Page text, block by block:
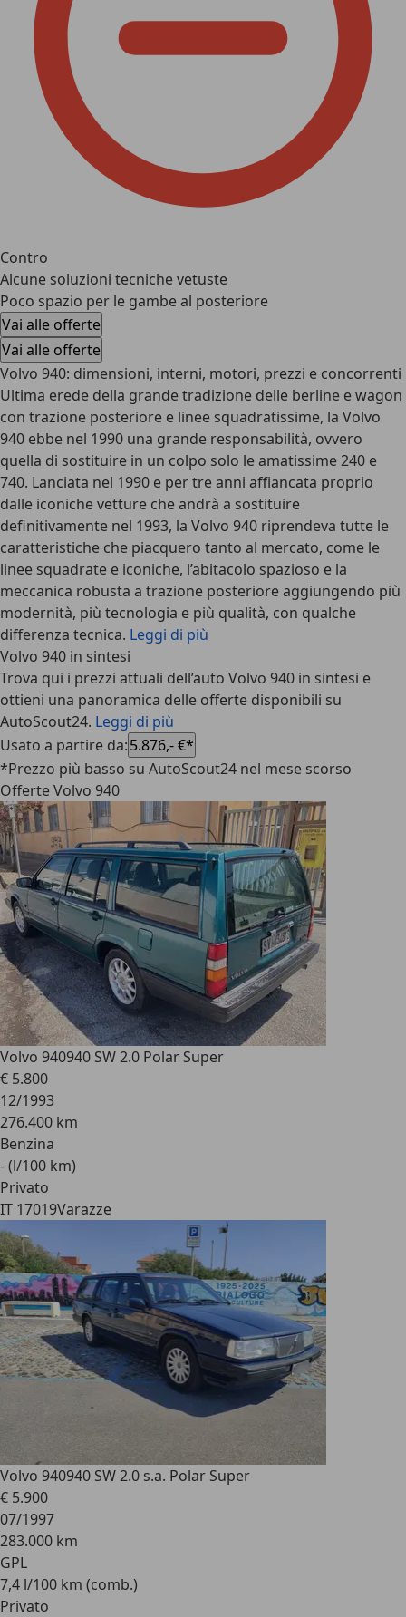
Contro
Alcune soluzioni tecniche vetuste
Poco spazio per le gambe al posteriore
Vai alle offerte
Vai alle offerte
Volvo 940: dimensioni, interni, motori, prezzi e concorrenti
Ultima erede della grande tradizione delle berline e wagon
con trazione posteriore e linee squadratissime, la Volvo
940 ebbe nel 1990 una grande responsabilità, ovvero
quella di sostituire in un colpo solo le amatissime 240 e
740. Lanciata nel 1990 e per tre anni affiancata proprio
dalle iconiche vetture che andrà a sostituire
definitivamente nel 1993, la Volvo 940 riprendeva tutte le
caratteristiche che piacquero tanto al mercato, come le
linee squadrate e iconiche, l’abitacolo spazioso e la
meccanica robusta a trazione posteriore aggiungendo più
modernità, più tecnologia e più qualità, con qualche
differenza tecnica. Leggi di più
Volvo 940 in sintesi
Trova qui i prezzi attuali dell’auto Volvo 940 in sintesi e
ottieni una panoramica delle offerte disponibili su
AutoScout24. Leggi di più
Usato a partire da:5.876,- €*
*Prezzo più basso su AutoScout24 nel mese scorso
Offerte Volvo 940
Volvo 940940 SW 2.0 Polar Super
€ 5.800
12/1993
276.400 km
Benzina
- (l/100 km)
Privato
IT 17019Varazze
Volvo 940940 SW 2.0 s.a. Polar Super
€ 5.900
07/1997
283.000 km
GPL
7,4 l/100 km (comb.)
Privato